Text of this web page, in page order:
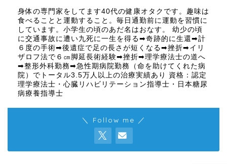
身体の専門家をしてます40代の健康オタクです。趣味は
食べることと運動すること。毎日通勤前に運動を習慣に
しています。小学生の頃のあだ名はおなす。 幼少の頃
に交通事故に遭い九死に一生を得る➡奇跡的に生還➡計
６度の手術➡後遺症で足の長さが短くなる➡挫折➡イリ
ザロフ法で６㎝脚延長術経験➡挫折➡理学療法士の道へ
➡整形外科勤務➡急性期病院勤務（命を助けてくれた病
院）でトータル3.5万人以上の治療実績あり 資格：認定
理学療法士・心臓リハビリテーション指導士・日本糖尿
病療養指導士
＼ Follow me ／